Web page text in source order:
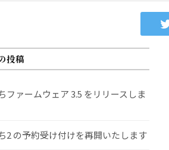
投稿
ファームウェア 3.5 をリリースしま
2 の予約受け付けを再開いたします